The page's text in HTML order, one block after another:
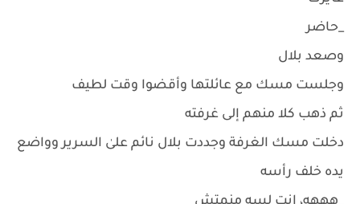
_حاضر
وصعد بلال
وجلست مسك مع عائلتها وأقضوا وقت لطيف
ثم ذهب كلا منهم إلى غرفته
دخلت مسك الغرفة وجددت بلال نائم علىٰ السرير وواضع
يده خلف رأسه